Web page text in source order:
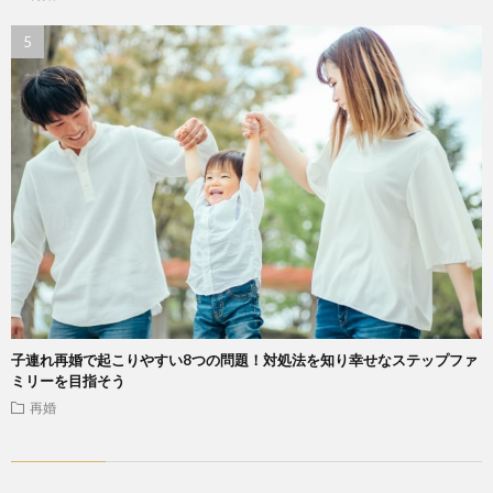
子連れ再婚で起こりやすい8つの問題！対処法を知り幸せなステップファ
ミリーを目指そう
再婚